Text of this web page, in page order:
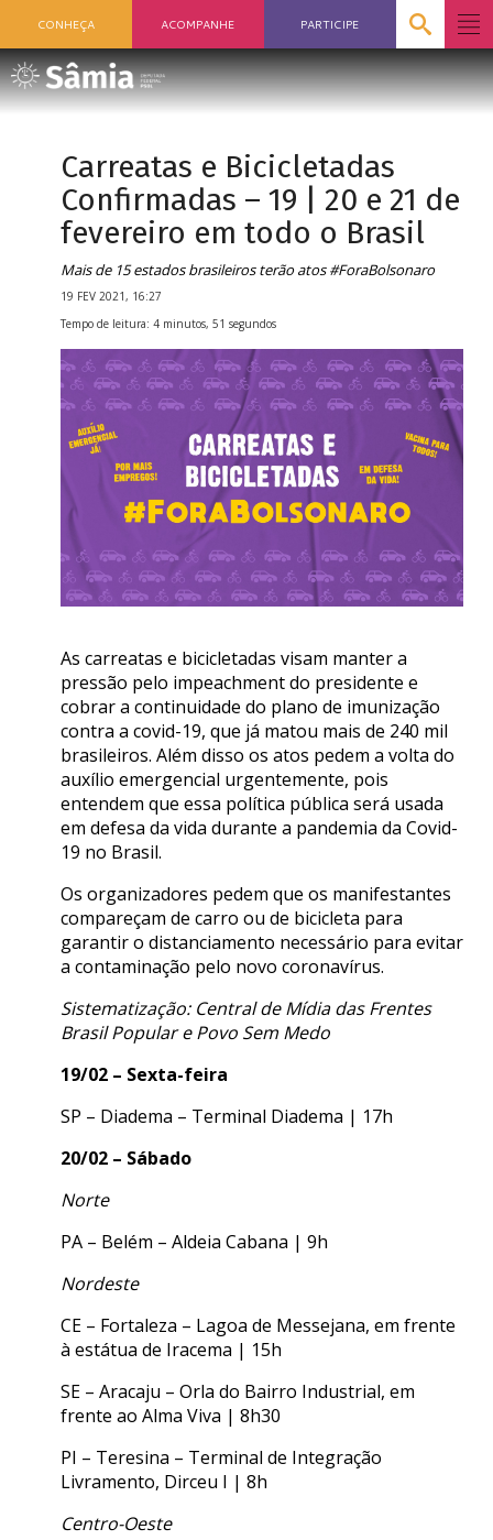
CONHEÇA ACOMPANHE PARTICIPE
Carreatas e Bicicletadas
Confirmadas – 19 | 20 e 21 de
fevereiro em todo o Brasil
Mais de 15 estados brasileiros terão atos #ForaBolsonaro
19 FEV 2021, 16:27
Tempo de leitura: 4 minutos, 51 segundos
As carreatas e bicicletadas visam manter a
pressão pelo impeachment do presidente e
cobrar a continuidade do plano de imunização
contra a covid-19, que já matou mais de 240 mil
brasileiros. Além disso os atos pedem a volta do
auxílio emergencial urgentemente, pois
entendem que essa política pública será usada
em defesa da vida durante a pandemia da Covid-
19 no Brasil.
Os organizadores pedem que os manifestantes
compareçam de carro ou de bicicleta para
garantir o distanciamento necessário para evitar
a contaminação pelo novo coronavírus.
Sistematização: Central de Mídia das Frentes
Brasil Popular e Povo Sem Medo
19/02 – Sexta-feira
SP – Diadema – Terminal Diadema | 17h
20/02 – Sábado
Norte
PA – Belém – Aldeia Cabana | 9h
Nordeste
CE – Fortaleza – Lagoa de Messejana, em frente
à estátua de Iracema | 15h
SE – Aracaju – Orla do Bairro Industrial, em
frente ao Alma Viva | 8h30
PI – Teresina – Terminal de Integração
Livramento, Dirceu I | 8h
Centro-Oeste